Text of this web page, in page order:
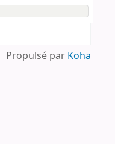
Propulsé par Koha